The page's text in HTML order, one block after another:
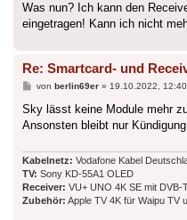
Was nun? Ich kann den
eingetragen! Kann ich nicht
Re: Smartcard- und
Beitrag
von berlin69er» 19.10.2022, 12:40
Sky lässt keine Module mehr
Ansonsten bleibt nur
Kabelnetz: Vodafone Kabel
TV: Sony KD-55A1 OLED
Receiver: VU+ UNO 4K SE mit
Zubehör: Apple TV 4K für Waipu TV